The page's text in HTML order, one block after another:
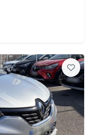
Gris Erbé
anti-